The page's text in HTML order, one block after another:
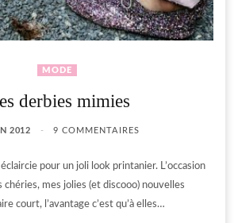
MODE
derbies mimies
2012 9 COMMENTAIRES
pour un joli look printanier. L’occasion
mes jolies (et discooo) nouvelles
court, l’avantage c’est qu’à elles…